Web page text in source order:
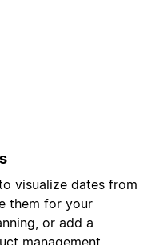
visualize dates from
them for your
or add a